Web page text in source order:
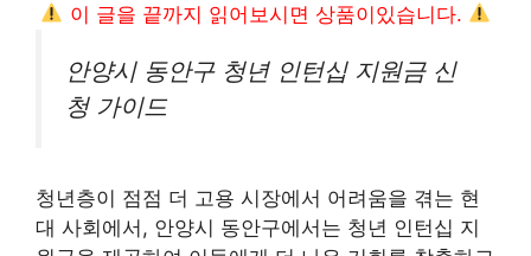
이 글을 끝까지 읽어보시면 상품이있습니다.
안양시 동안구 청년 인턴십 지원금 신
청 가이드
청년층이 점점 더 고용 시장에서 어려움을 겪는 현
대 사회에서, 안양시 동안구에서는 청년 인턴십 지